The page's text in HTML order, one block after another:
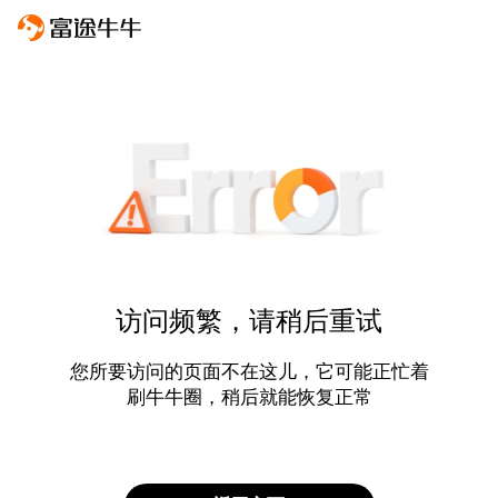
访问频繁，请稍后重试
您所要访问的页面不在这儿，它可能正忙着
刷牛牛圈，稍后就能恢复正常